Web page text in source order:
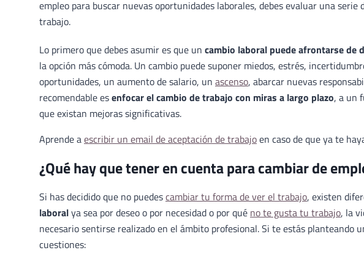
empleo para buscar nuevas oportunidades laborales, debes evaluar una
trabajo.
Lo primero que debes asumir es que un cambio laboral puede afrontarse de
la opción más cómoda. Un cambio puede suponer miedos, estrés,
oportunidades, un aumento de salario, un ascenso, abarcar nuevas
recomendable esenfocar el cambio de trabajo con miras a largo plazo, a un
que existan mejoras significativas.
Aprende aescribir un email de aceptación de trabajoen caso de que ya te
¿Qué hay que tener en cuenta para cambiar de
Si has decidido que no puedescambiar tu forma de ver el trabajo, existen
laboralya sea por deseo o por necesidad o por qué no te gusta tu trabajo, la
necesario sentirse realizado en el ámbito profesional. Si te estás planteando
cuestiones: